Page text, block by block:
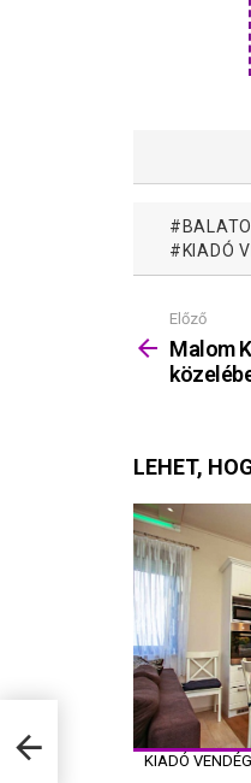
KIADÓ
Mutass
többet
Előző
Malom
LEHET,
KIADÓ